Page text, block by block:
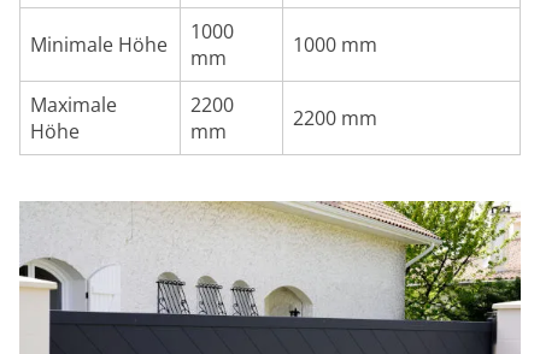
Minimale Höhe
1000
mm
1000 mm
Maximale
Höhe
2200
mm
2200 mm